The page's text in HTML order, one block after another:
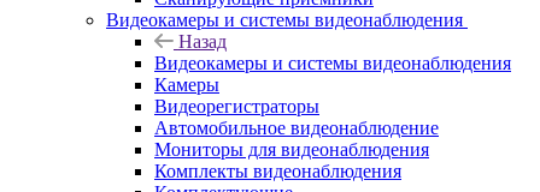
Видеокамеры и системы видеонаблюдения
Назад
Видеокамеры и системы видеонаблюдения
Камеры
Видеорегистраторы
Автомобильное видеонаблюдение
Мониторы для видеонаблюдения
Комплекты видеонаблюдения